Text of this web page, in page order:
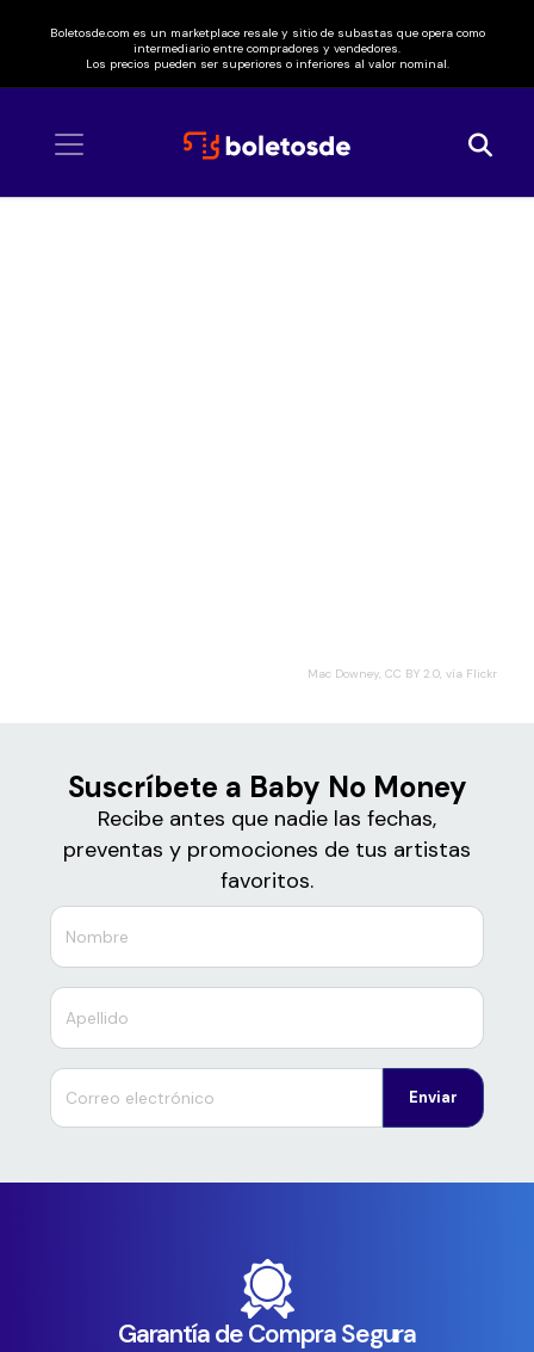
Boletosde.com es un marketplace resale y sitio de subastas que opera como
intermediario entre compradores y vendedores.
Los precios pueden ser superiores o inferiores al valor nominal.
Mac Downey, CC BY 2.0, vía Flickr
Suscríbete a Baby No Money
Recibe antes que nadie las fechas,
preventas y promociones de tus artistas
favoritos.
Enviar
Garantía de Compra Segura